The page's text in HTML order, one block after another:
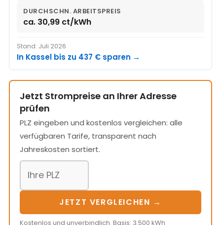
DURCHSCHN. ARBEITSPREIS
ca. 30,99 ct/kWh
Stand: Juli 2026
In Kassel bis zu 437 € sparen →
Jetzt Strompreise an Ihrer Adresse
prüfen
PLZ eingeben und kostenlos vergleichen: alle
verfügbaren Tarife, transparent nach
Jahreskosten sortiert.
JETZT VERGLEICHEN →
Kostenlos und unverbindlich. Basis: 3.500 kWh